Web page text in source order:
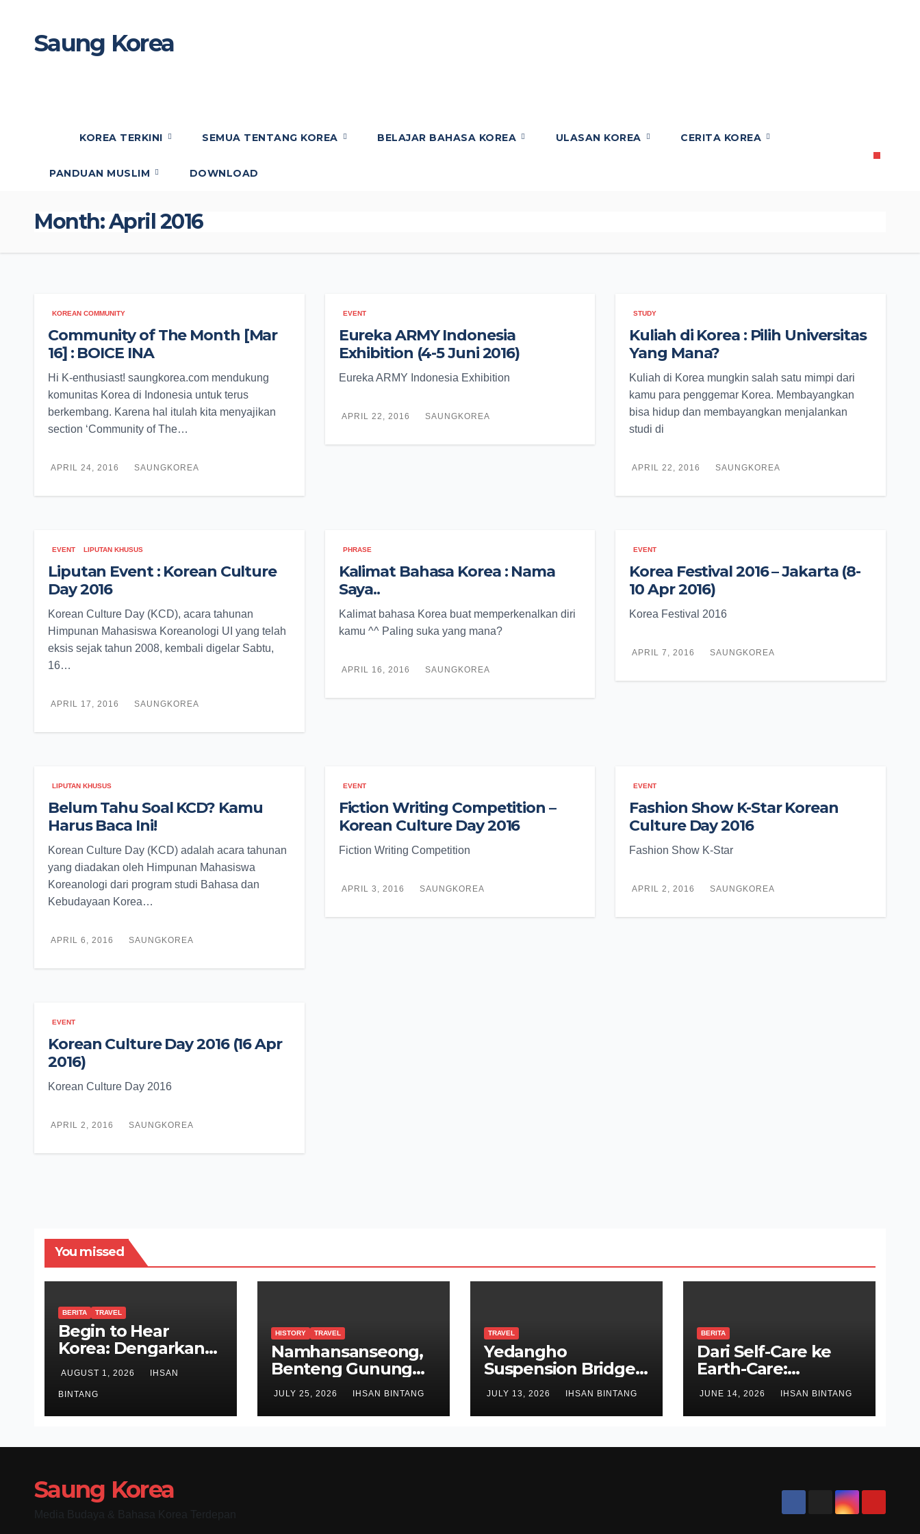
contentSaung Korea
KOREA TERKINI SEMUA TENTANG KOREA BELAJAR BAHASA KOREA ULASAN KOREA CERITA KOREA
PANDUAN MUSLIM DOWNLOAD
Month:April 2016
KOREAN COMMUNITY
Community of The Month [Mar
16] : BOICE INA
Hi K-enthusiast! saungkorea.com mendukung
komunitas Korea di Indonesia untuk terus
berkembang. Karena hal itulah kita menyajikan
section ‘Community of The…
APRIL 24, 2016 SAUNGKOREA
EVENT
Eureka ARMY Indonesia
Exhibition (4-5 Juni 2016)
Eureka ARMY Indonesia Exhibition
APRIL 22, 2016 SAUNGKOREA
STUDY
Kuliah di Korea : Pilih Universitas
Yang Mana?
Kuliah di Korea mungkin salah satu mimpi dari
kamu para penggemar Korea. Membayangkan
bisa hidup dan membayangkan menjalankan
studi di
APRIL 22, 2016 SAUNGKOREA
EVENT LIPUTAN KHUSUS
Liputan Event : Korean Culture
Day 2016
Korean Culture Day (KCD), acara tahunan
Himpunan Mahasiswa Koreanologi UI yang telah
eksis sejak tahun 2008, kembali digelar Sabtu,
16…
APRIL 17, 2016 SAUNGKOREA
PHRASE
Kalimat Bahasa Korea : Nama
Saya..
Kalimat bahasa Korea buat memperkenalkan diri
kamu ^^ Paling suka yang mana?
APRIL 16, 2016 SAUNGKOREA
EVENT
Korea Festival 2016 – Jakarta (8-
10 Apr 2016)
Korea Festival 2016
APRIL 7, 2016 SAUNGKOREA
LIPUTAN KHUSUS
Belum Tahu Soal KCD? Kamu
Harus Baca Ini!
Korean Culture Day (KCD) adalah acara tahunan
yang diadakan oleh Himpunan Mahasiswa
Koreanologi dari program studi Bahasa dan
Kebudayaan Korea…
APRIL 6, 2016 SAUNGKOREA
EVENT
Fiction Writing Competition –
Korean Culture Day 2016
Fiction Writing Competition
APRIL 3, 2016 SAUNGKOREA
EVENT
Fashion Show K-Star Korean
Culture Day 2016
Fashion Show K-Star
APRIL 2, 2016 SAUNGKOREA
EVENT
Korean Culture Day 2016 (16 Apr
2016)
Korean Culture Day 2016
APRIL 2, 2016 SAUNGKOREA
You missed
BERITA TRAVEL
Begin to Hear
Korea: Dengarkan
Korea Bersama Park
Bo Gum
AUGUST 1, 2026 IHSAN
BINTANG
HISTORY TRAVEL
Namhansanseong,
Benteng Gunung
Saksi Sejarah
Joseon
JULY 25, 2026 IHSAN BINTANG
TRAVEL
Yedangho
Suspension Bridge,
Jembatan Gantung
di Atas Danau
JULY 13, 2026 IHSAN BINTANG
BERITA
Dari Self-Care ke
Earth-Care:
AMOREPACIFIC
Indonesia Ciptakan
Gerakan
JUNE 14, 2026 IHSAN BINTANG
Saung Korea
Media Budaya & Bahasa Korea Terdepan